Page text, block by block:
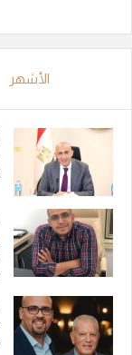
الأشهر